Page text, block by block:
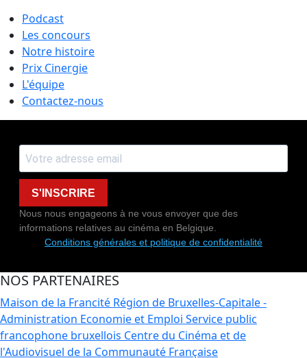
Podcast
Les concours
Notre histoire
Prix Cinergie
L'équipe
Contactez-nous
S'INSCRIRE
Nous nous engageons à ne vous envoyer que des
informations relatives au cinéma en Belgique.
Conditions générales et politique de confidentialité
NOS PARTENAIRES
Maison de la Francité Région de Bruxelles-Capitale -
Administration Economie et Emploi Service public
francophone bruxellois Centre du Cinéma et de
l'Audiovisuel de la Communauté Française